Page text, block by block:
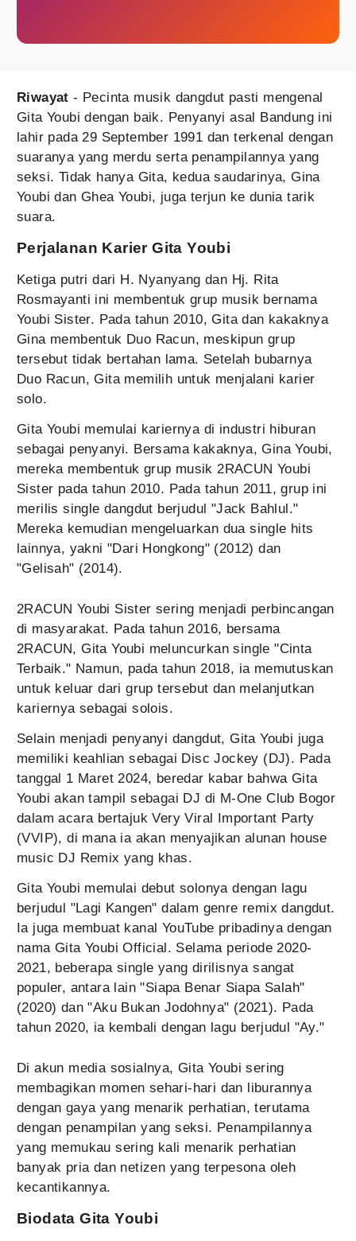
Riwayat - Pecinta musik dangdut pasti mengenal
Gita Youbi dengan baik. Penyanyi asal Bandung ini
lahir pada 29 September 1991 dan terkenal dengan
suaranya yang merdu serta penampilannya yang
seksi. Tidak hanya Gita, kedua saudarinya, Gina
Youbi dan Ghea Youbi, juga terjun ke dunia tarik
suara.
Perjalanan Karier Gita Youbi
Ketiga putri dari H. Nyanyang dan Hj. Rita
Rosmayanti ini membentuk grup musik bernama
Youbi Sister. Pada tahun 2010, Gita dan kakaknya
Gina membentuk Duo Racun, meskipun grup
tersebut tidak bertahan lama. Setelah bubarnya
Duo Racun, Gita memilih untuk menjalani karier
solo.
Gita Youbi memulai kariernya di industri hiburan
sebagai penyanyi. Bersama kakaknya, Gina Youbi,
mereka membentuk grup musik 2RACUN Youbi
Sister pada tahun 2010. Pada tahun 2011, grup ini
merilis single dangdut berjudul "Jack Bahlul."
Mereka kemudian mengeluarkan dua single hits
lainnya, yakni "Dari Hongkong" (2012) dan
"Gelisah" (2014).
2RACUN Youbi Sister sering menjadi perbincangan
di masyarakat. Pada tahun 2016, bersama
2RACUN, Gita Youbi meluncurkan single "Cinta
Terbaik." Namun, pada tahun 2018, ia memutuskan
untuk keluar dari grup tersebut dan melanjutkan
kariernya sebagai solois.
Selain menjadi penyanyi dangdut, Gita Youbi juga
memiliki keahlian sebagai Disc Jockey (DJ). Pada
tanggal 1 Maret 2024, beredar kabar bahwa Gita
Youbi akan tampil sebagai DJ di M-One Club Bogor
dalam acara bertajuk Very Viral Important Party
(VVIP), di mana ia akan menyajikan alunan house
music DJ Remix yang khas.
Gita Youbi memulai debut solonya dengan lagu
berjudul "Lagi Kangen" dalam genre remix dangdut.
Ia juga membuat kanal YouTube pribadinya dengan
nama Gita Youbi Official. Selama periode 2020-
2021, beberapa single yang dirilisnya sangat
populer, antara lain "Siapa Benar Siapa Salah"
(2020) dan "Aku Bukan Jodohnya" (2021). Pada
tahun 2020, ia kembali dengan lagu berjudul "Ay."
Di akun media sosialnya, Gita Youbi sering
membagikan momen sehari-hari dan liburannya
dengan gaya yang menarik perhatian, terutama
dengan penampilan yang seksi. Penampilannya
yang memukau sering kali menarik perhatian
banyak pria dan netizen yang terpesona oleh
kecantikannya.
Biodata Gita Youbi